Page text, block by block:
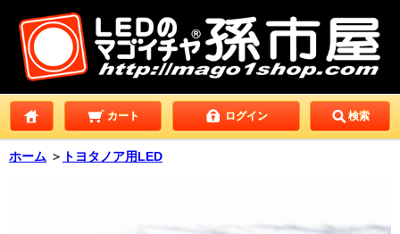
カート ログイン 検索
ホーム ＞ トヨタノア用LED